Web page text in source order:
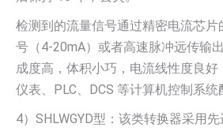
检测到的流量信号通过精密电流芯
号（4-20mA）或者高速脉冲远传输
成度高，体积小巧，电流线性度良
仪表、PLC、DCS 等计算机控制系统
4）SHLWGYD型：该类转换器采用